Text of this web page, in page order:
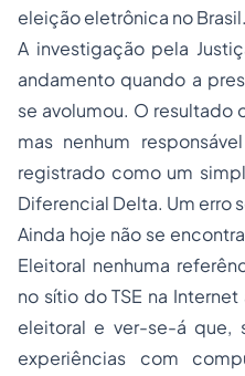
eleição eletrônica no
A investigação pela
andamento quando a
se avolumou. O
mas nenhum
registrado como um
Diferencial Delta. Um erro
Ainda hoje não se
Eleitoral nenhuma
no sítio do TSE na
eleitoral e ver-se-á que,
experiências com